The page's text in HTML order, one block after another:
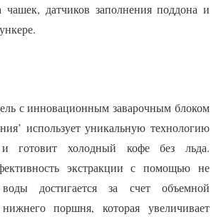
датчиков заполнения поддона и
с инновационным заварочным блоком
использует уникальную технологию
и готовит холодный кофе без льда.
экстракции с помощью не
достигается за счет объемной
поршня, которая увеличивает